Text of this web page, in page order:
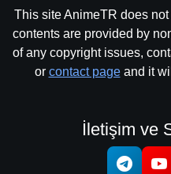
This site AnimeTR does not
contents are provided by
of any copyright issues,
or contact pageand it
İletişim ve